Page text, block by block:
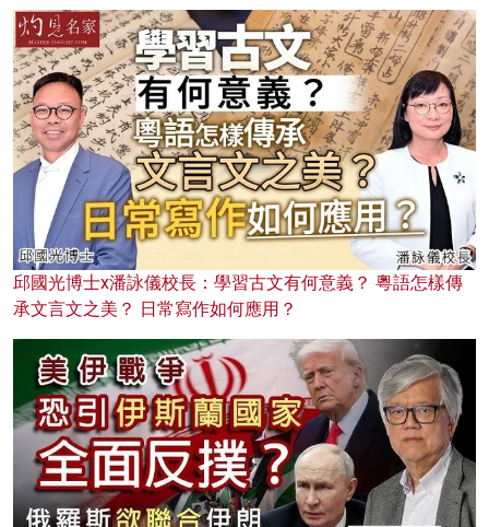
邱國光博士x潘詠儀校長：學習古文有何意義？ 粵語怎樣傳
承文言文之美？ 日常寫作如何應用？